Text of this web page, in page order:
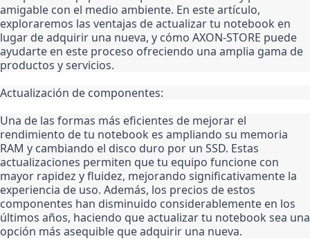
amigable con el medio ambiente. En este artículo,
exploraremos las ventajas de actualizar tu notebook en
lugar de adquirir una nueva, y cómo AXON-STORE puede
ayudarte en este proceso ofreciendo una amplia gama de
productos y servicios.
Actualización de componentes:
Una de las formas más eficientes de mejorar el
rendimiento de tu notebook es ampliando su memoria
RAM y cambiando el disco duro por un SSD. Estas
actualizaciones permiten que tu equipo funcione con
mayor rapidez y fluidez, mejorando significativamente la
experiencia de uso. Además, los precios de estos
componentes han disminuido considerablemente en los
últimos años, haciendo que actualizar tu notebook sea una
opción más asequible que adquirir una nueva.